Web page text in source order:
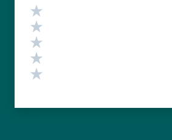
Valutazione